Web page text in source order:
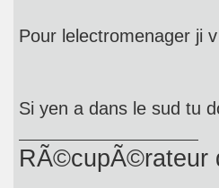
Pour lelectromenager ji
Si yen a dans le sud tu
RÃ©cupÃ©rateur